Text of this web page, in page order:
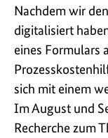
Nachdem wir
digitalisiert
eines Formulars
sich mit einem
Im August und
Recherche zum